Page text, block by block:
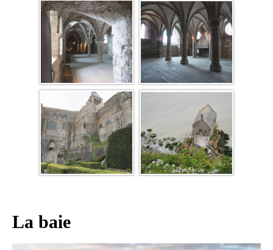
La baie